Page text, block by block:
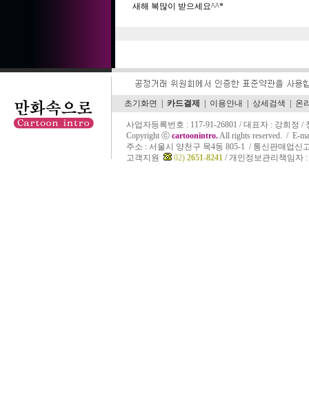
새해 복많이 받으세요^^*
초기화면 카드결제 이용안내 상세검색 온
사업자등록번호 : 117-91-26801 / 대표자 : 강희정 /
Copyright ⓒ cartoonintro.All rights reserved. / E-
주소 : 서울시 양천구 목4동 805-1 / 통신판매업신
고객지원
02) 2651-8241 / 개인정보관리책임